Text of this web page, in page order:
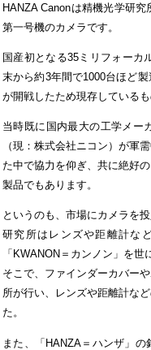
HANZA Canonは精機光学研
第一号機のカメラです。
国産初となる35ミリフォーカ
末から約3年間で1000台ほど
が開戦したため現存している
当時既に国内最大の工学メー
（現：株式会社ニコン）が軍
た中で協力を仰ぎ、共に絶好
製品でもあります。
というのも、市場にカメラを
研究所はレンズや距離計な
「KWANON＝カンノン」を世
そこで、ファインダーカバー
所が行い、レンズや距離計な
た。
また、「HANZA＝ハンザ」